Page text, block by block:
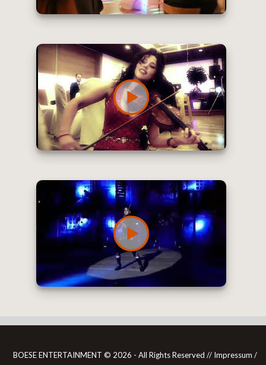
BOESE ENTERTAINMENT © 2026 - All Rights Reserved // Impressum /